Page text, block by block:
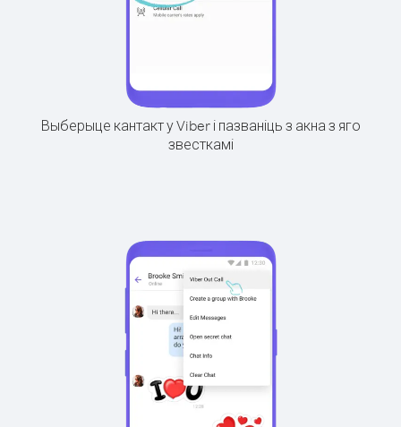
Выберыце кантакт у Viber і пазваніць з акна з яго
звесткамі